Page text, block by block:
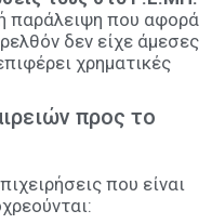
παράλειψη που αφορά
δεν είχε άμεσες
χρηματικές
προς το
που είναι